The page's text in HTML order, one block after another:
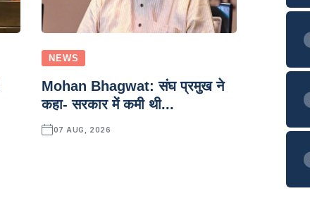
NEWS
Mohan Bhagwat: संघ प्रमुख ने
कहा- सरकार में कमी थी...
07 AUG, 2026